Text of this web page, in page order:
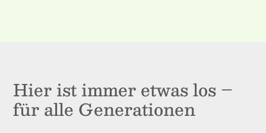
Hier ist immer etwas los –
für alle Generationen